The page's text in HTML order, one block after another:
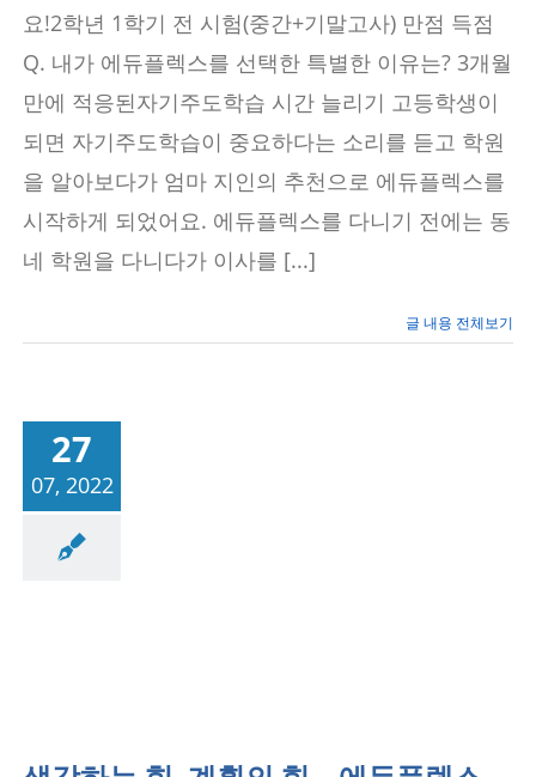
식
복
기,
만
점
받
는
공
부
–
렉
매
학
원
요!2학년 1학기 전 시험(중간+기말고사) 만점 득점
Q. 내가 에듀플렉스를 선택한 특별한 이유는? 3개월
만에 적응된자기주도학습 시간 늘리기 고등학생이
되면 자기주도학습이 중요하다는 소리를 듣고 학원
을 알아보다가 엄마 지인의 추천으로 에듀플렉스를
시작하게 되었어요. 에듀플렉스를 다니기 전에는 동
네 학원을 다니다가 이사를 [...]
글 내용 전체보기
27
07, 2022